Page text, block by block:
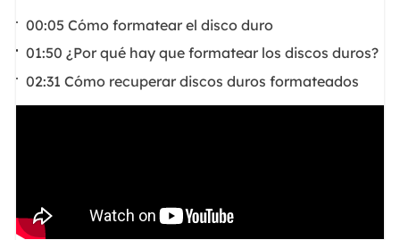
00:05 Cómo formatear el disco duro
01:50 ¿Por qué hay que formatear los discos duros?
02:31 Cómo recuperar discos duros formateados